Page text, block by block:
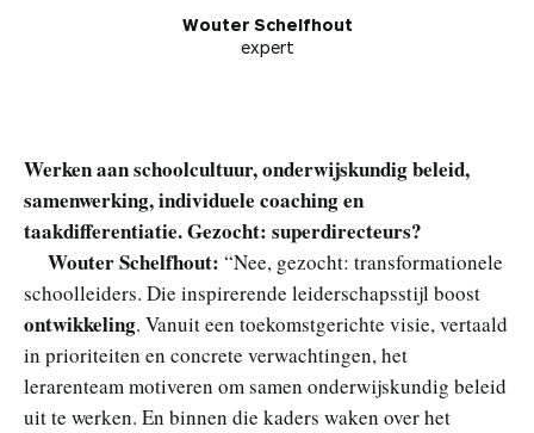
Wouter Schelfhout
expert
Werken aan schoolcultuur, onderwijskundig beleid,
samenwerking, individuele coaching en
taakdifferentiatie. Gezocht: superdirecteurs?
Wouter Schelfhout: “Nee, gezocht: transformationele
schoolleiders. Die inspirerende leiderschapsstijl boost
ontwikkeling. Vanuit een toekomstgerichte visie, vertaald
in prioriteiten en concrete verwachtingen, het
lerarenteam motiveren om samen onderwijskundig beleid
uit te werken. En binnen die kaders waken over het